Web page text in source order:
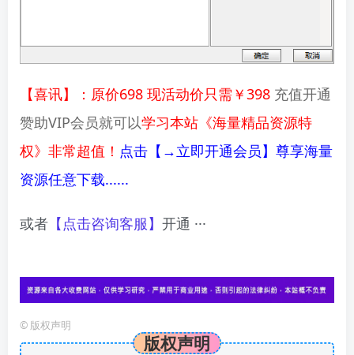
【喜讯】：原价698 现活动价只需￥398 充值开通
赞助VIP会员就可以学习本站《海量精品资源特
权》非常超值！ 点击【→立即开通会员】尊享海量
资源任意下载......
或者 【点击咨询客服】 开通 ···
© 版权声明
版权声明